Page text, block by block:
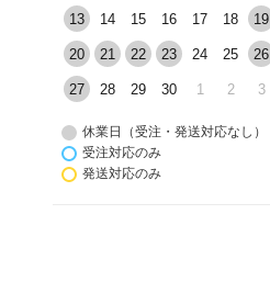
13 14 15 16 17 18 19
20 21 22 23 24 25 26
27 28 29 30 1 2 3
休業日（受注・発送対応なし）
受注対応のみ
発送対応のみ